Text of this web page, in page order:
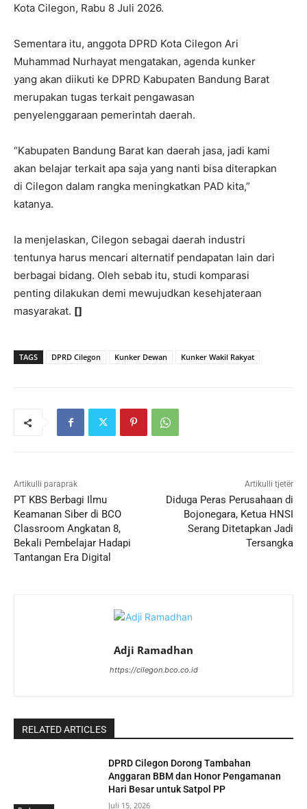
Kota Cilegon, Rabu 8 Juli 2026.
Sementara itu, anggota DPRD Kota Cilegon Ari
Muhammad Nurhayat mengatakan, agenda kunker
yang akan diikuti ke DPRD Kabupaten Bandung Barat
merupakan tugas terkait pengawasan
penyelenggaraan pemerintah daerah.
“Kabupaten Bandung Barat kan daerah jasa, jadi kami
akan belajar terkait apa saja yang nanti bisa diterapkan
di Cilegon dalam rangka meningkatkan PAD kita,”
katanya.
Ia menjelaskan, Cilegon sebagai daerah industri
tentunya harus mencari alternatif pendapatan lain dari
berbagai bidang. Oleh sebab itu, studi komparasi
penting dilakukan demi mewujudkan kesehjateraan
masyarakat. []
TAGS DPRD Cilegon Kunker Dewan Kunker Wakil Rakyat
Artikulli paraprak
PT KBS Berbagi Ilmu
Keamanan Siber di BCO
Classroom Angkatan 8,
Bekali Pembelajar Hadapi
Tantangan Era Digital
Artikulli tjetër
Diduga Peras Perusahaan di
Bojonegara, Ketua HNSI
Serang Ditetapkan Jadi
Tersangka
Adji Ramadhan
https://cilegon.bco.co.id
RELATED ARTICLES
DPRD Cilegon Dorong Tambahan
Anggaran BBM dan Honor Pengamanan
Hari Besar untuk Satpol PP
Juli 15, 2026